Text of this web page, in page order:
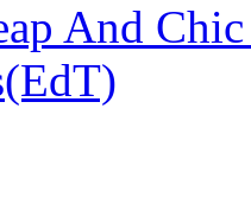
And